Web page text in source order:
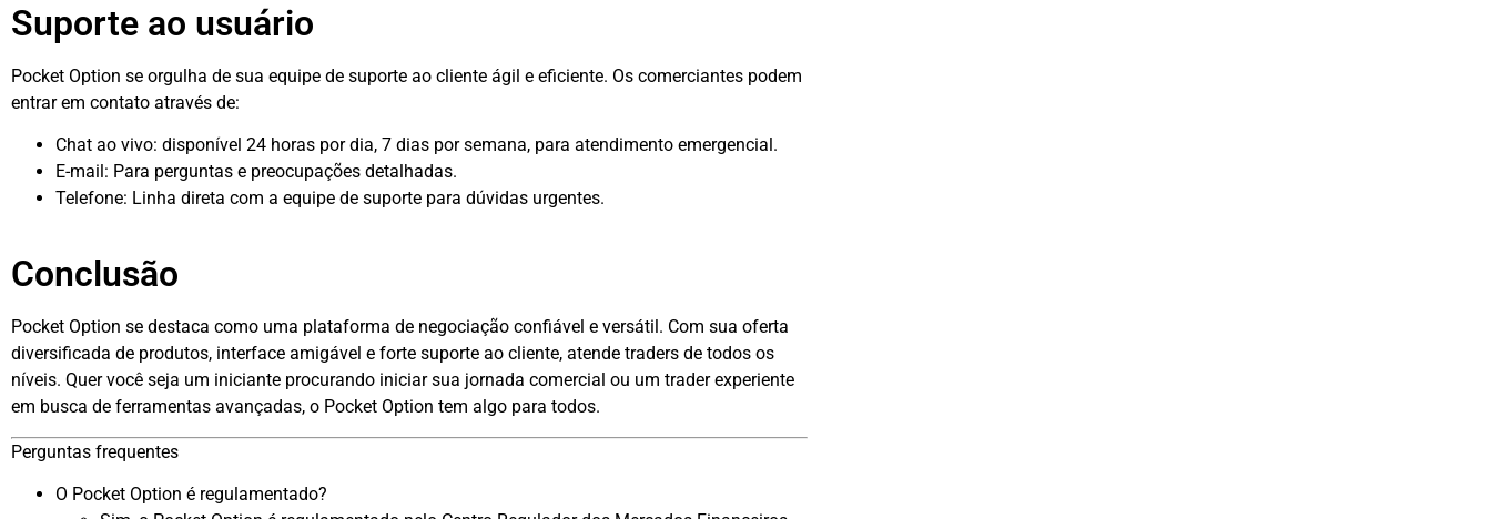
Suporte ao usuário
Pocket Option se orgulha de sua equipe de suporte ao cliente ágil e eficiente. Os comerciantes podem
entrar em contato através de:
Chat ao vivo: disponível 24 horas por dia, 7 dias por semana, para atendimento emergencial.
E-mail: Para perguntas e preocupações detalhadas.
Telefone: Linha direta com a equipe de suporte para dúvidas urgentes.
Conclusão
Pocket Option se destaca como uma plataforma de negociação confiável e versátil. Com sua oferta
diversificada de produtos, interface amigável e forte suporte ao cliente, atende traders de todos os
níveis. Quer você seja um iniciante procurando iniciar sua jornada comercial ou um trader experiente
em busca de ferramentas avançadas, o Pocket Option tem algo para todos.
Perguntas frequentes
O Pocket Option é regulamentado?